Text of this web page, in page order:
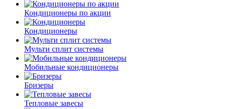
Кондиционеры по акции
Кондиционеры
Мульти сплит системы
Мобильные кондиционеры
Бризеры
Тепловые завесы